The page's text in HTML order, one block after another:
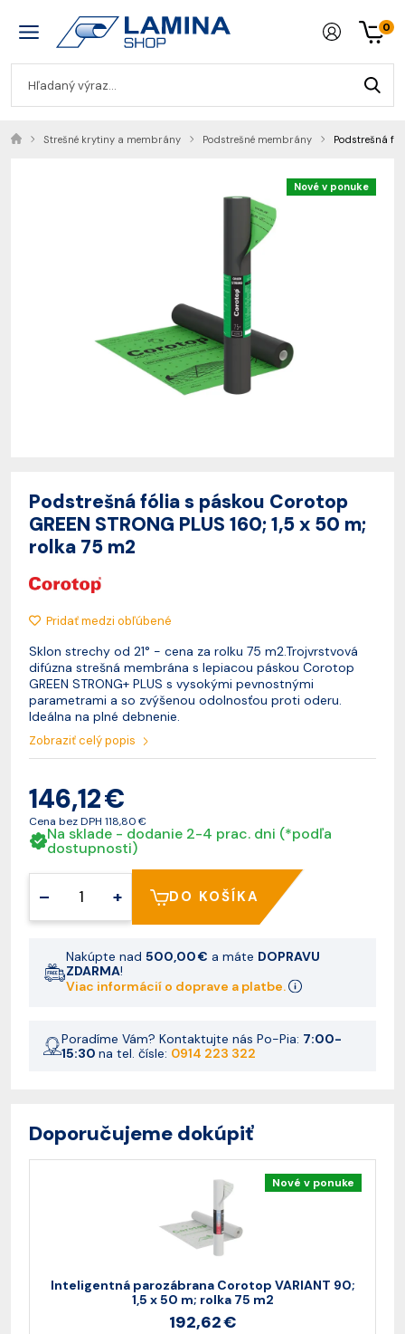
0
Strešné krytiny a membrány Podstrešné membrány Podstrešná
Nové v ponuke
Podstrešná fólia s páskou Corotop
GREEN STRONG PLUS 160; 1,5 x 50 m;
rolka 75 m2
Pridať medzi obľúbené
Sklon strechy od 21° - cena za rolku 75 m2.Trojvrstvová
difúzna strešná membrána s lepiacou páskou Corotop
GREEN STRONG+ PLUS s vysokými pevnostnými
parametrami a so zvýšenou odolnosťou proti oderu.
Ideálna na plné debnenie.
Zobraziť celý popis
146,12 €
Cena bez DPH 118,80 €
Na sklade - dodanie 2-4 prac. dni (*podľa
dostupnosti)
– + DO KOŠÍKA
Nakúpte nad 500,00 € a máte DOPRAVU
ZDARMA!
Viac informácií o doprave a platbe.
Poradíme Vám? Kontaktujte nás Po-Pia: 7:00-
15:30 na tel. čísle: 0914 223 322
Doporučujeme dokúpiť
Nové v ponuke
Inteligentná parozábrana Corotop VARIANT 90;
1,5 x 50 m; rolka 75 m2
192,62 €